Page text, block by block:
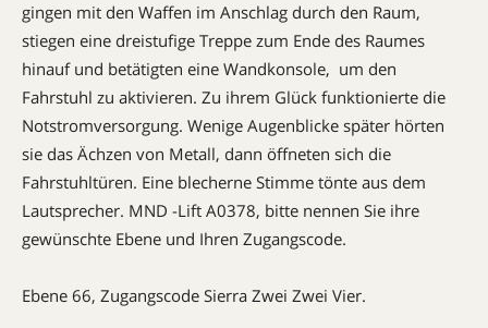
gingen mit den Waffen im Anschlag durch den Raum,
stiegen eine dreistufige Treppe zum Ende des Raumes
hinauf und betätigten eine Wandkonsole, um den
Fahrstuhl zu aktivieren. Zu ihrem Glück funktionierte die
Notstromversorgung. Wenige Augenblicke später hörten
sie das Ächzen von Metall, dann öffneten sich die
Fahrstuhltüren. Eine blecherne Stimme tönte aus dem
Lautsprecher. MND -Lift A0378, bitte nennen Sie ihre
gewünschte Ebene und Ihren Zugangscode.
Ebene 66, Zugangscode Sierra Zwei Zwei Vier.